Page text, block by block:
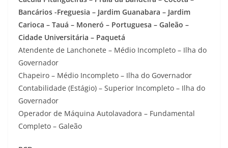
Bancários -Freguesia – Jardim Guanabara – Jardim
Carioca – Tauá – Moneró – Portuguesa – Galeão –
Cidade Universitária – Paquetá
Atendente de Lanchonete – Médio Incompleto – Ilha do
Governador
Chapeiro – Médio Incompleto – Ilha do Governador
Contabilidade (Estágio) – Superior Incompleto – Ilha do
Governador
Operador de Máquina Autolavadora – Fundamental
Completo – Galeão